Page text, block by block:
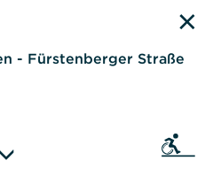
×
- Fürstenberger Straße
Sie